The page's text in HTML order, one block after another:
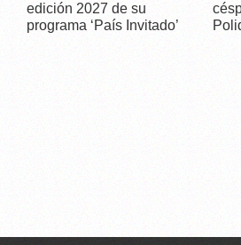
edición 2027 de su
programa ‘País Invitado’